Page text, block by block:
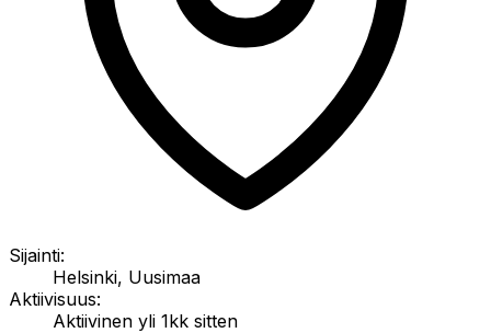
Sijainti:
Helsinki, Uusimaa
Aktiivisuus:
Aktiivinen yli 1kk sitten